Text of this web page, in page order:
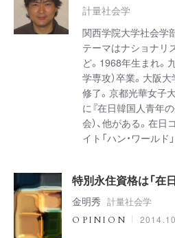
計量社会学
関西学院大学社会学
テーマはナショナリ
ど。1968年生まれ。
学専攻）卒業。大阪
修了。京都光華女子
に『在日韓国人青年
会）、他がある。在
イト「ハン・ワールド
特別永住資格は「在
金明秀 計量社会学
OPINION